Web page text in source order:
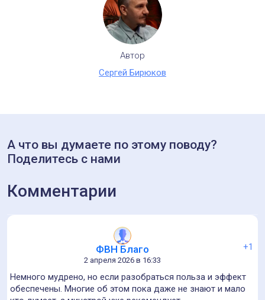
Автор
Сергей Бирюков
А что вы думаете по этому поводу?
Поделитесь с нами
Комментарии
ФВН Благо
2 апреля 2026 в 16:33
+1
Немного мудрено, но если разобраться польза и эффект
обеспечены. Многие об этом пока даже не знают и мало